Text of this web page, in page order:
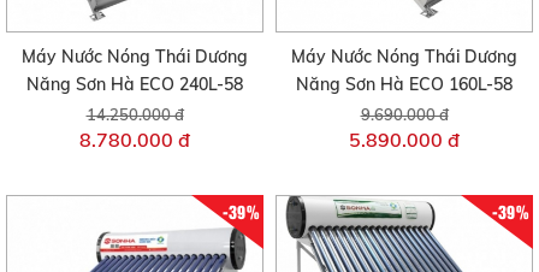
Máy Nước Nóng Thái Dương
Năng Sơn Hà ECO 240L-58
14.250.000 đ
8.780.000 đ
Máy Nước Nóng Thái Dương
Năng Sơn Hà ECO 160L-58
9.690.000 đ
5.890.000 đ
-39% -39%